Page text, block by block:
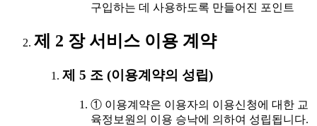
구입하는 데 사용하도록 만들어진 포인트
제 2 장 서비스 이용 계약
제 5 조 (이용계약의 성립)
① 이용계약은 이용자의 이용신청에 대한 교
육정보원의 이용 승낙에 의하여 성립됩니다.